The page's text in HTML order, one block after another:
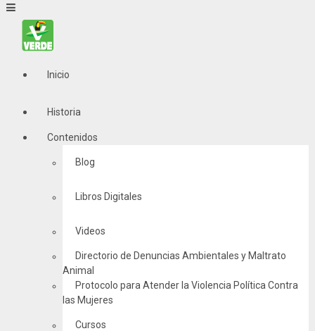
Inicio
Historia
Contenidos
Blog
Libros Digitales
Videos
Directorio de Denuncias Ambientales y Maltrato
Animal
Protocolo para Atender la Violencia Política Contra
las Mujeres
Cursos